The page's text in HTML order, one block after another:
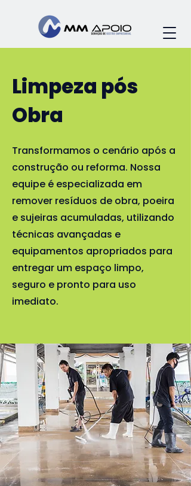
Limpeza pós
Obra
Transformamos o cenário após a
construção ou reforma. Nossa
equipe é especializada em
remover resíduos de obra, poeira
e sujeiras acumuladas, utilizando
técnicas avançadas e
equipamentos apropriados para
entregar um espaço limpo,
seguro e pronto para uso
imediato.